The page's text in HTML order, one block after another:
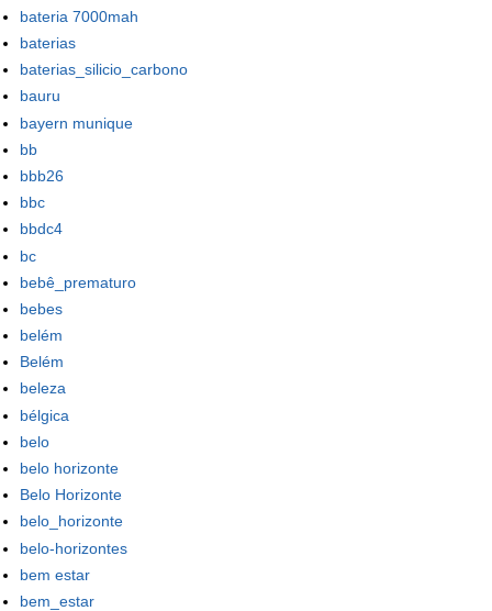
bateria 7000mah
baterias
baterias_silicio_carbono
bauru
bayern munique
bb
bbb26
bbc
bbdc4
bc
bebê_prematuro
bebes
belém
Belém
beleza
bélgica
belo
belo horizonte
Belo Horizonte
belo_horizonte
belo-horizontes
bem estar
bem_estar